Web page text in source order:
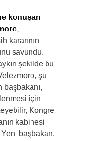
konuşan
kararının
savundu.
şekilde bu
şu
başbakanı,
için
Kongre
kabinesi
Yeni başbakan,